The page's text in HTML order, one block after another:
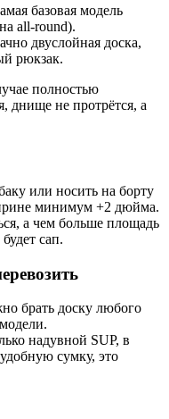
базовая модель
all-round).
двуслойная доска,
рюкзак.
полностью
днище не протрётся, а
или носить на борту
минимум +2 дюйма.
а чем больше площадь
сап.
брать доску любого
надувной SUP, в
сумку, это